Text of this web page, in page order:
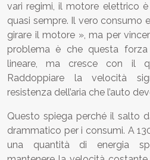
vari regimi, il motore elettrico
quasi sempre. Il vero consumo
girare il motore », ma per
problema è che questa
lineare, ma cresce con il
Raddoppiare la velocità
resistenza dell’aria che l’auto
Questo spiega perché il salto
drammatico per i consumi. A
una quantità di energia